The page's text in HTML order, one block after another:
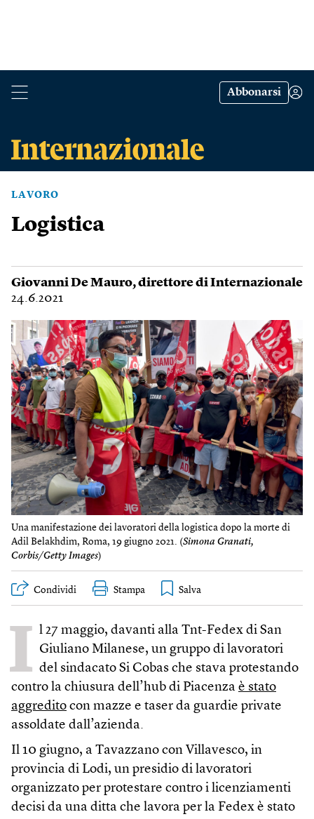
Abbonarsi
LAVORO
Logistica
Giovanni De Mauro, direttore di Internazionale
24.6.2021
Una manifestazione dei lavoratori della logistica dopo la morte di
Adil Belakhdim, Roma, 19 giugno 2021. (Simona Granati,
Corbis/Getty Images)
Condividi Stampa
I l 27 maggio, davanti alla Tnt-Fedex di San
Giuliano Milanese, un gruppo di lavoratori
del sindacato Si Cobas che stava protestando
contro la chiusura dell’hub di Piacenza è stato
aggredito con mazze e taser da guardie private
assoldate dall’azienda.
Il 10 giugno, a Tavazzano con Villavesco, in
provincia di Lodi, un presidio di lavoratori
organizzato per protestare contro i licenziamenti
decisi da una ditta che lavora per la Fedex è stato